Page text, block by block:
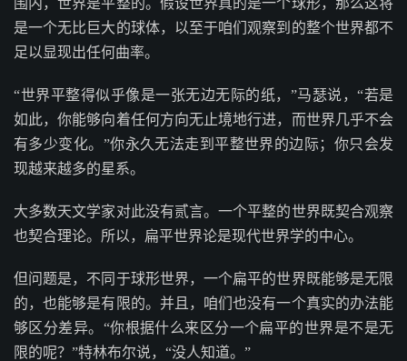
围内，世界是平整的。假设世界真的是一个球形，那么这将
是一个无比巨大的球体，以至于咱们观察到的整个世界都不
足以显现出任何曲率。
“世界平整得似乎像是一张无边无际的纸，”马瑟说，“若是
如此，你能够向着任何方向无止境地行进，而世界几乎不会
有多少变化。”你永久无法走到平整世界的边际；你只会发
现越来越多的星系。
大多数天文学家对此没有贰言。一个平整的世界既契合观察
也契合理论。所以，扁平世界论是现代世界学的中心。
但问题是，不同于球形世界，一个扁平的世界既能够是无限
的，也能够是有限的。并且，咱们也没有一个真实的办法能
够区分差异。“你根据什么来区分一个扁平的世界是不是无
限的呢？”特林布尔说，“没人知道。”